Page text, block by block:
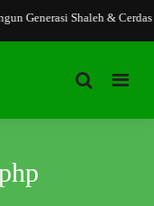
Generasi Shaleh & Cerdas